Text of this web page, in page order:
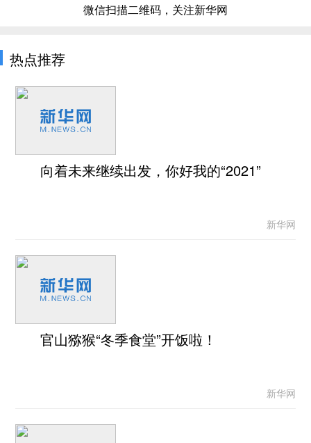
微信扫描二维码，关注新华网
热点推荐
向着未来继续出发，你好我的“2021”
新华网
官山猕猴“冬季食堂”开饭啦！
新华网